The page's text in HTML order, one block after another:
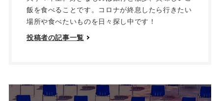
飯を食べることです。コロナが終息したら行きたい
場所や食べたいものを日々探し中です！
投稿者の記事一覧